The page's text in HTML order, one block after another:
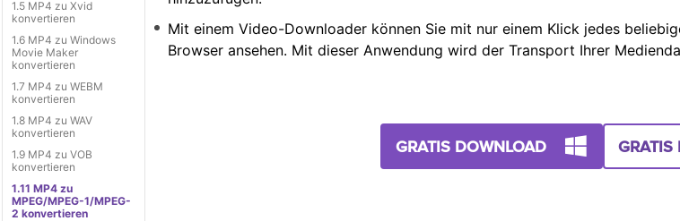
1.5 MP4 zu Xvid
konvertieren
1.6 MP4 zu Windows
Movie Maker
konvertieren
1.7 MP4 zu WEBM
konvertieren
1.8 MP4 zu WAV
konvertieren
1.9 MP4 zu VOB
konvertieren
1.11 MP4 zu
MPEG/MPEG-1/MPEG-
2 konvertieren
Mit einem Video-Downloader können Sie mit nur einem Klick jedes
Browser ansehen. Mit dieser Anwendung wird der Transport Ihrer
GRATIS DOWNLOAD GRATIS